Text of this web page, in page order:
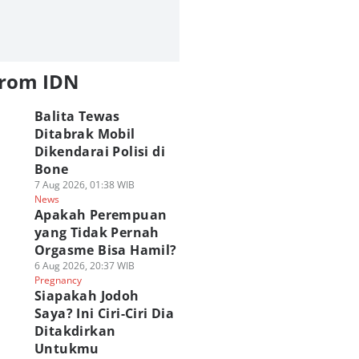
IDN
Balita Tewas
Ditabrak Mobil
Dikendarai Polisi di
Bone
7 Aug 2026, 01:38 WIB
News
Apakah Perempuan
yang Tidak Pernah
Orgasme Bisa Hamil?
6 Aug 2026, 20:37 WIB
Pregnancy
Siapakah Jodoh
Saya? Ini Ciri-Ciri Dia
Ditakdirkan
Untukmu